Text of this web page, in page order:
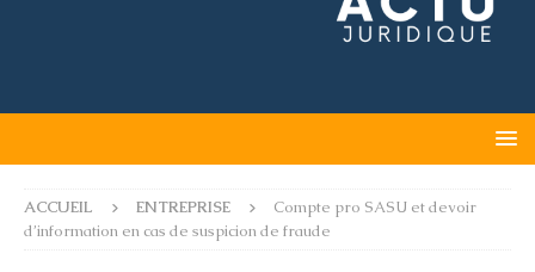
ACCUEIL ENTREPRISE
Compte pro SASU et devoir
d’information en cas de suspicion de fraude